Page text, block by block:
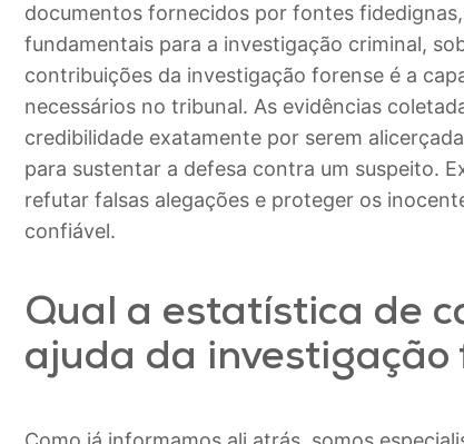
documentos fornecidos por fontes
fundamentais para a investigação criminal,
contribuições da investigação forense é a
necessários no tribunal. As evidências
credibilidade exatamente por serem
para sustentar a defesa contra um suspeito.
refutar falsas alegações e proteger os
confiável.
Qual a estatística de
ajuda da investigação